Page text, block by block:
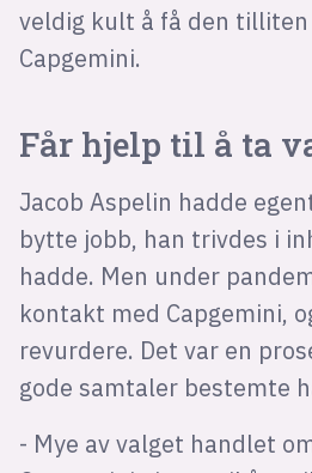
veldig kult å få den
Capgemini.
Får hjelp til å ta
Jacob Aspelin hadde
bytte jobb, han trivdes i
hadde. Men under
kontakt med Capgemini,
revurdere. Det var en
gode samtaler bestemte
- Mye av valget handlet